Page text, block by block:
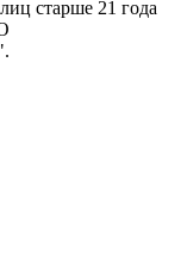
старше 21 года